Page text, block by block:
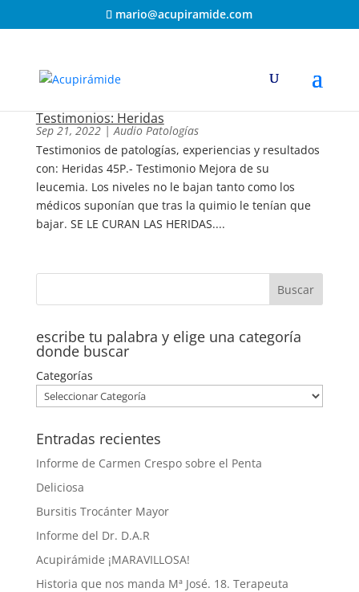
mario@acupiramide.com
Testimonios: Heridas
Sep 21, 2022|Audio Patologías
Testimonios de patologías, experiencias y resultados
con: Heridas 45P.- Testimonio Mejora de su
leucemia. Los niveles no le bajan tanto como los
médicos suponían que tras la quimio le tenían que
bajar. SE LE CURAN LAS HERIDAS....
escribe tu palabra y elige una categoría
donde buscar
Categorías
Entradas recientes
Informe de Carmen Crespo sobre el Penta
Deliciosa
Bursitis Trocánter Mayor
Informe del Dr. D.A.R
Acupirámide ¡MARAVILLOSA!
Historia que nos manda Mª José. 18. Terapeuta